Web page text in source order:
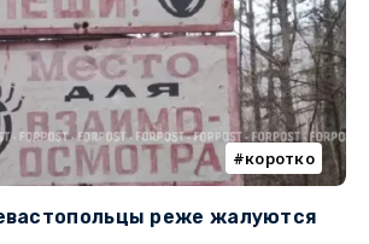
коротко
реже жалуются